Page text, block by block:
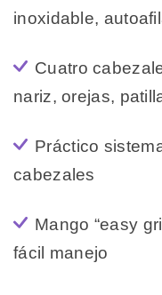
inoxidable,
Cuatro
nariz, orejas,
Práctico
cabezales
Mango “easy
fácil manejo